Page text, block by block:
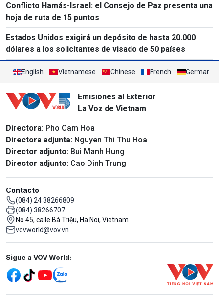
Conflicto Hamás-Israel: el Consejo de Paz presenta una
hoja de ruta de 15 puntos
Estados Unidos exigirá un depósito de hasta 20.000
dólares a los solicitantes de visado de 50 países
English Vietnamese Chinese French German
Emisiones al Exterior
La Voz de Vietnam
Directora: Pho Cam Hoa
Directora adjunta: Nguyen Thi Thu Hoa
Director adjunto: Bui Manh Hung
Director adjunto: Cao Dinh Trung
Contacto
(084) 24 38266809
(084) 38266707
No 45, calle Bà Triệu, Ha Noi, Vietnam
vovworld@vov.vn
Mạng xã hội
Sigue a VOV World:
menu footer tiếng Tây ban nha